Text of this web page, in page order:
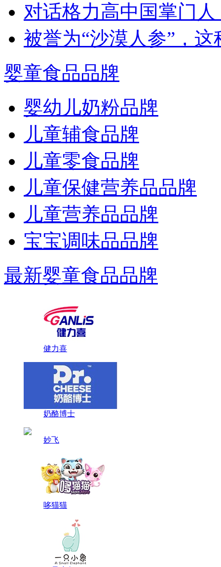
对话格力高中国掌门
被誉为“沙漠人参”，
婴童食品品牌
婴幼儿奶粉品牌
儿童辅食品牌
儿童零食品牌
儿童保健营养品品牌
儿童营养品品牌
宝宝调味品品牌
最新婴童食品品牌
健力喜
奶酪博士
妙飞
哆猫猫